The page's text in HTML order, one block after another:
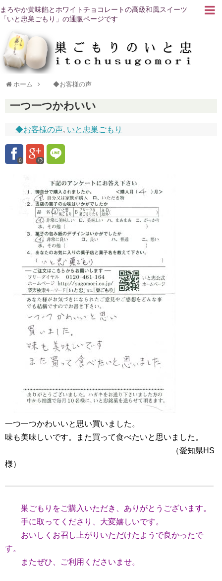
まろやか黄味餡とホワイトチョコレートの高級和風スイーツ
「いと忠巣ごもり」の通販ページです
ホーム ◆お客様の声
一つ一つかわいい
◆お客様の声, いと忠巣ごもり
0
一つ一つかわいいと思い買いました。
味も美味しいです。また買って食べたいと思いました。
（愛知県HS
様）
巣ごもりをご購入いただき、ありがとうございます。
手に取ってくださり、大変嬉しいです。
おいしくお召し上がりいただけたようで良かったで
す。
またぜひ、ご利用くださいませ。